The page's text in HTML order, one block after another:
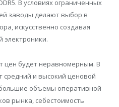
В условиях ограниченных
заводы делают выбор в
искусственно создавая
электроники.
цен будет неравномерным. В
средний и высокий ценовой
объемы оперативной
рынка, себестоимость